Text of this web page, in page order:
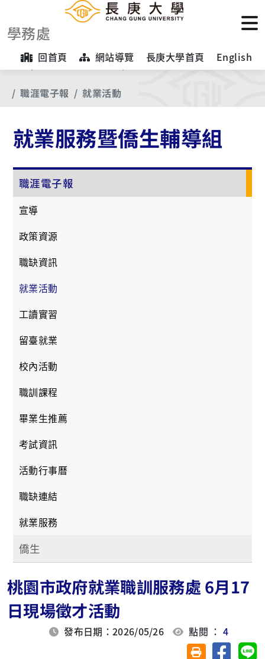
學務處
回首頁 網站導覽 長庚大學首頁 English
首頁 【業務項目專區】
就業服務暨僑生輔導組
職涯電子報
就業活動
就業服務暨僑生輔導組
職涯電子報
宣導
政策資源
職缺資訊
就業活動
工讀實習
留臺就業
校內活動
職訓課程
畢業生推薦
考試資訊
活動行事曆
職缺連結
就業服務
僑生
桃園市政府就業職訓服務處 6月17
日現場徵才活動
發布日期：2026/05/26 點閱 ：4
友善列印(另開視
分享至